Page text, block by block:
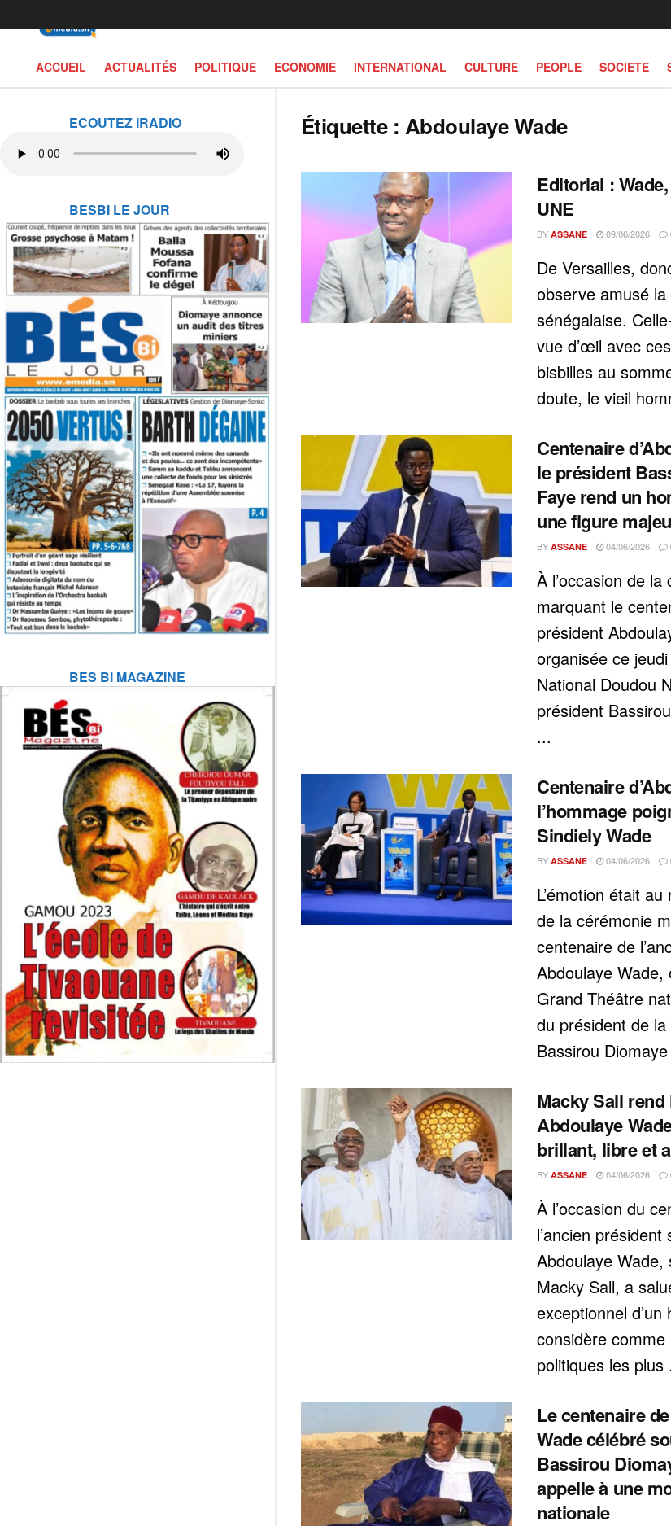
ECOUTEZ IRADIO
BESBI LE JOUR
BES BI MAGAZINE
ACCUEIL ACTUALITÉS POLITIQUE ECONOMIE INTERNATIONAL CULTURE PEOPLE SOCIETE
Étiquette : Abdoulaye Wade
Editorial :
UNE
BY ASSANE 09/06/2026
De Versailles,
observe amusé
sénégalaise.
vue d’œil avec
bisbilles au
doute, le vieil
Centenaire
le président
Faye rend un
une figure
BY ASSANE 04/06/2026
‎À l’occasion de
marquant le
président
organisée ce
National Doudou
président
...
Centenaire
l’hommage
Sindiely Wade
BY ASSANE 04/06/2026
L’émotion était
de la cérémonie
centenaire de
Abdoulaye Wade,
Grand Théâtre
du président de la
Bassirou
Macky Sall
Abdoulaye
brillant, libre et
BY ASSANE 04/06/2026
À l’occasion du
l’ancien président
Abdoulaye Wade,
Macky Sall, a
exceptionnel d’un
considère comme
politiques les plus
Le centenaire
Wade célébré
Bassirou
appelle à une
nationale